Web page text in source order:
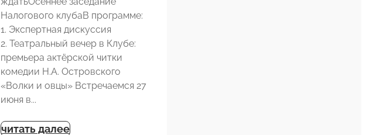
Налогового клубаВ программе:
1. Экспертная дискуссия
2. Театральный вечер в Клубе:
премьера актёрской читки
комедии Н.А. Островского
«Волки и овцы» Встречаемся 27
июня в...
читать далее